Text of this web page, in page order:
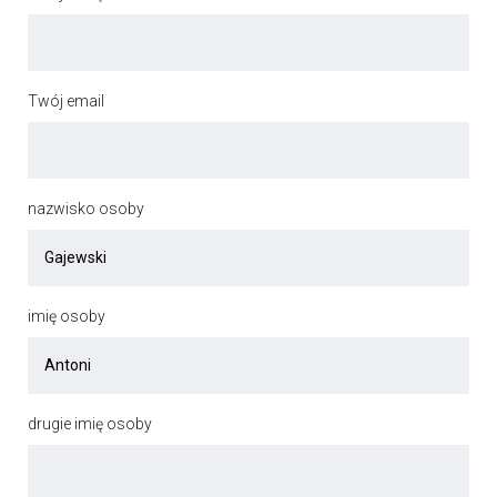
Twój email
nazwisko osoby
imię osoby
drugie imię osoby